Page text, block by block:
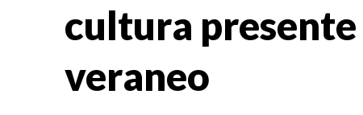
cultura presente
veraneo